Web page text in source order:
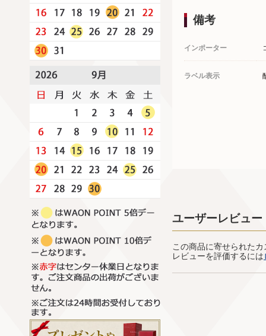
備考
インポーター
ラベル表示
ユーザーレビュー
この商品に寄せられた
レビューを評価するには